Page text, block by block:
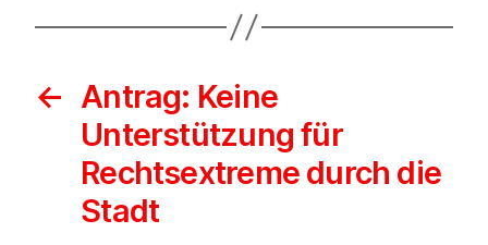
← Antrag: Keine
Unterstützung für
Rechtsextreme durch die
Stadt